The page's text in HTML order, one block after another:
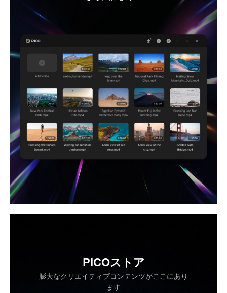
PICOストア
膨大なクリエイティブコンテンツがここにあり
ます